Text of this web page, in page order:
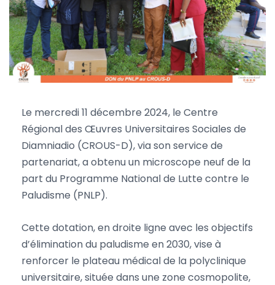
Le mercredi 11 décembre 2024, le Centre
Régional des Œuvres Universitaires Sociales de
Diamniadio (CROUS-D), via son service de
partenariat, a obtenu un microscope neuf de la
part du Programme National de Lutte contre le
Paludisme (PNLP).
Cette dotation, en droite ligne avec les objectifs
d’élimination du paludisme en 2030, vise à
renforcer le plateau médical de la polyclinique
universitaire, située dans une zone cosmopolite,